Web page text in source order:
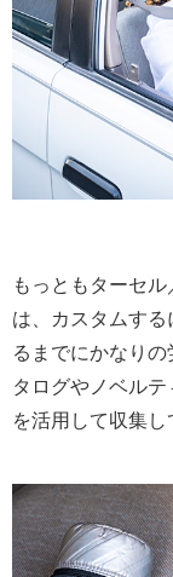
もっともターセ
は、カスタムす
るまでにかなり
タログやノベル
を活用して収集し